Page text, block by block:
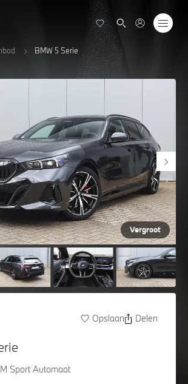
BMW 5 Serie
Vergroot
Opslaan Delen
Sport Automaat